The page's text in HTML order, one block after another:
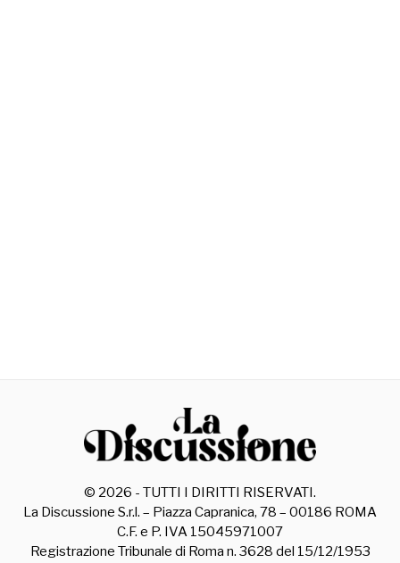
© 2026 - TUTTI I DIRITTI RISERVATI.
La Discussione S.r.l. – Piazza Capranica, 78 – 00186 ROMA
C.F. e P. IVA 15045971007
Registrazione Tribunale di Roma n. 3628 del 15/12/1953